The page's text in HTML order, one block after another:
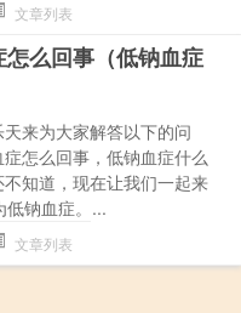
文章列表
怎么回事（低钠血症
来为大家解答以下的问
怎么回事，低钠血症什么
知道，现在让我们一起来
钠血症。...
文章列表